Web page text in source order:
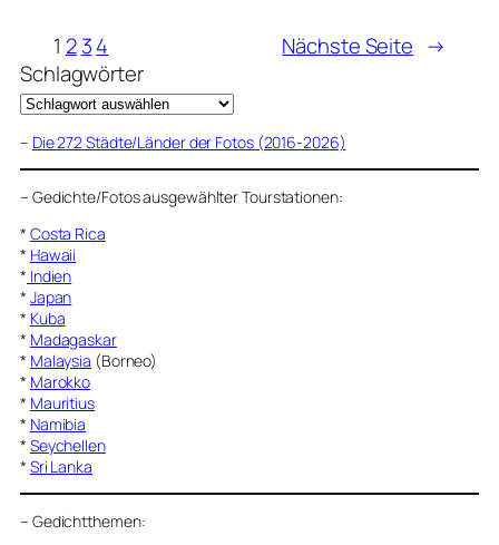
1 2 34 Nächste Seite →
Schlagwörter
– Die 272 Städte/Länder der Fotos (2016-2026)
– Gedichte/Fotos ausgewählter Tourstationen:
* Costa Rica
* Hawaii
* Indien
* Japan
* Kuba
* Madagaskar
* Malaysia (Borneo)
* Marokko
* Mauritius
* Namibia
* Seychellen
* Sri Lanka
– Gedichtthemen: